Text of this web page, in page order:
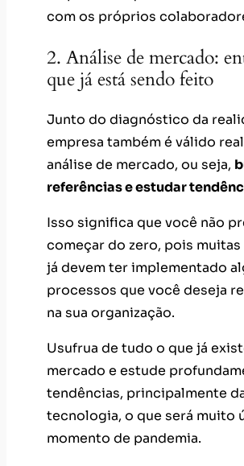
com os próprios
2. Análise de mercado:
que já está sendo feito
Junto do diagnóstico da
empresa também é válido
análise de mercado, ou seja,
referências e estudar
Isso significa que você não
começar do zero, pois muitas
já devem ter implementado
processos que você deseja
na sua organização.
Usufrua de tudo o que já
mercado e estude
tendências, principalmente
tecnologia, o que será muito
momento de pandemia.